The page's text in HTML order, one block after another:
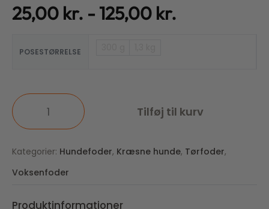
25,00 kr. 125,00 kr.
POSESTØRRELSE
Tilføj til kurv
Kategorier: Hundefoder, Kræsne hunde, Tørfoder,
Voksenfoder
Produktinformationer